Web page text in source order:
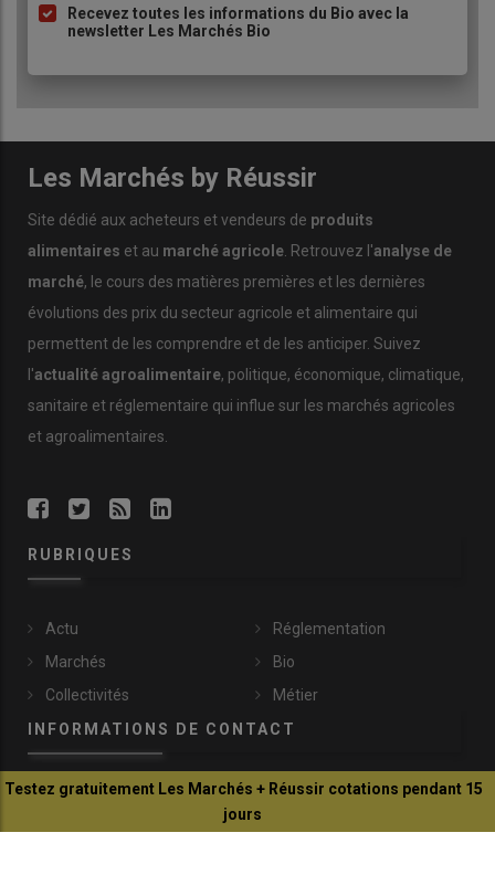
Recevez toutes les informations du Bio avec la
newsletter Les Marchés Bio
Les Marchés by Réussir
Site dédié aux acheteurs et vendeurs de produits
alimentaires et au marché agricole. Retrouvez l'analyse de
marché, le cours des matières premières et les dernières
évolutions des prix du secteur agricole et alimentaire qui
permettent de les comprendre et de les anticiper. Suivez
l'actualité agroalimentaire, politique, économique, climatique,
sanitaire et réglementaire qui influe sur les marchés agricoles
et agroalimentaires.
RUBRIQUES
Actu
Marchés
Collectivités
Réglementation
Bio
Métier
INFORMATIONS DE CONTACT
communication@reussir.fr
1 Rue Léopold Sédar-Senghor
Testez gratuitement Les Marchés + Réussir cotations pendant 15
jours